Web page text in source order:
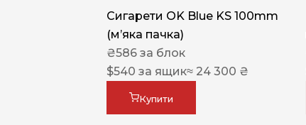
Сигарети OK Blue KS 100mm
(м’яка пачка)
₴586 за блок
$540 за ящик≈ 24 300 ₴
Купити